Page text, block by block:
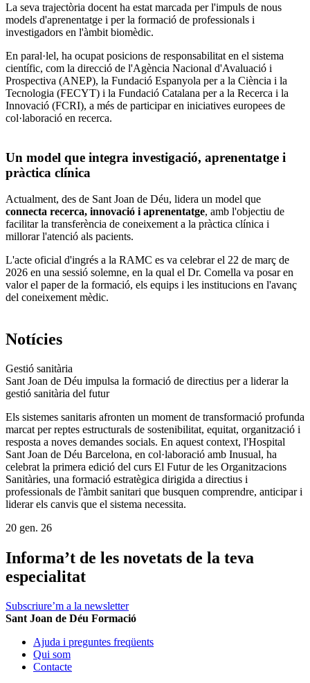
La seva trajectòria docent ha estat marcada per l'impuls de nous
models d'aprenentatge i per la formació de professionals i
investigadors en l'àmbit biomèdic.
En paral·lel, ha ocupat posicions de responsabilitat en el sistema
científic, com la direcció de l'Agència Nacional d'Avaluació i
Prospectiva (ANEP), la Fundació Espanyola per a la Ciència i la
Tecnologia (FECYT) i la Fundació Catalana per a la Recerca i la
Innovació (FCRI), a més de participar en iniciatives europees de
col·laboració en recerca.
Un model que integra investigació, aprenentatge i
pràctica clínica
Actualment, des de Sant Joan de Déu, lidera un model que
connecta recerca, innovació i aprenentatge, amb l'objectiu de
facilitar la transferència de coneixement a la pràctica clínica i
millorar l'atenció als pacients.
L'acte oficial d'ingrés a la RAMC es va celebrar el 22 de març de
2026 en una sessió solemne, en la qual el Dr. Comella va posar en
valor el paper de la formació, els equips i les institucions en l'avanç
del coneixement mèdic.
Notícies
Gestió sanitària
Sant Joan de Déu impulsa la formació de directius per a liderar la
gestió sanitària del futur
Els sistemes sanitaris afronten un moment de transformació profunda
marcat per reptes estructurals de sostenibilitat, equitat, organització i
resposta a noves demandes socials. En aquest context, l'Hospital
Sant Joan de Déu Barcelona, en col·laboració amb Inusual, ha
celebrat la primera edició del curs El Futur de les Organitzacions
Sanitàries, una formació estratègica dirigida a directius i
professionals de l'àmbit sanitari que busquen comprendre, anticipar i
liderar els canvis que el sistema necessita.
20 gen. 26
Informa’t de les novetats de la teva
especialitat
Subscriure’m a la newsletter
Sant Joan de Déu Formació
Ajuda i preguntes freqüents
Qui som
Contacte